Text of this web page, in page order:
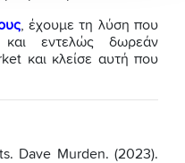
, έχουμε τη λύση που
και εντελώς δωρεάν
και κλείσε αυτή που
Dave Murden. (2023).